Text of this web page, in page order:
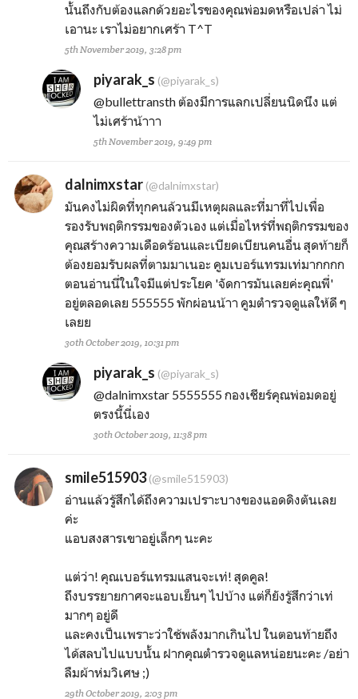
นั้นถึงกับต้องแลกด้วยอะไรของคุณพ่อมดหรือเปล่า ไม่
เอานะ เราไม่อยากเศร้า T^T
5th November 2019, 3:28 pm
piyarak_s (@piyarak_s)
@bullettransthต้องมีการแลกเปลี่ยนนิดนึง แต่
ไม่เศร้าน้าาา
5th November 2019, 9:49 pm
dalnimxstar (@dalnimxstar)
มันคงไม่ผิดที่ทุกคนล้วนมีเหตุผลและที่มาที่ไปเพื่อ
รองรับพฤติกรรมของตัวเอง แต่เมื่อไหร่ที่พฤติกรรมของ
คุณสร้างความเดือดร้อนและเบียดเบียนคนอื่น สุดท้ายก็
ต้องยอมรับผลที่ตามมาเนอะ คูมเบอร์แทรมเท่มากกกก
ตอนอ่านนี่ในใจมีแต่ประโยค 'จัดการมันเลยค่ะคุณพี่'
อยู่ตลอดเลย 555555 พักผ่อนน้าา คูมตำรวจดูแลให้ดี ๆ
เลยย
30th October 2019, 10:31 pm
piyarak_s (@piyarak_s)
@dalnimxstar5555555 กองเชียร์คุณพ่อมดอยู่
ตรงนี้นี่เอง
30th October 2019, 11:38 pm
smile515903(@smile515903)
อ่านแล้วรู้สึกได้ถึงความเปราะบางของแอดดิงตันเลย
ค่ะ
แอบสงสารเขาอยู่เล็กๆ นะคะ
แต่ว่า! คุณเบอร์แทรมแสนจะเท่! สุดคูล!
ถึงบรรยายกาศจะแอบเย็นๆ ไปบ้าง แต่ก็ยังรู้สึกว่าเท่
มากๆ อยู่ดี
และคงเป็นเพราะว่าใช้พลังมากเกินไป ในตอนท้ายถึง
ได้สลบไปแบบนั้น ฝากคุณตำรวจดูแลหน่อยนะคะ /อย่า
ลืมผ้าห่มวิเศษ ;)
29th October 2019, 2:03 pm